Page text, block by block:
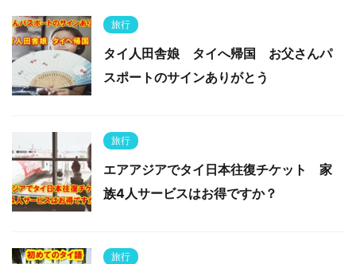
旅行
タイ人田舎娘 タイへ帰国 お父さんパ
スポートのサインありがとう
旅行
エアアジアでタイ日本往復チケット 家
族4人サービスはお得ですか？
旅行